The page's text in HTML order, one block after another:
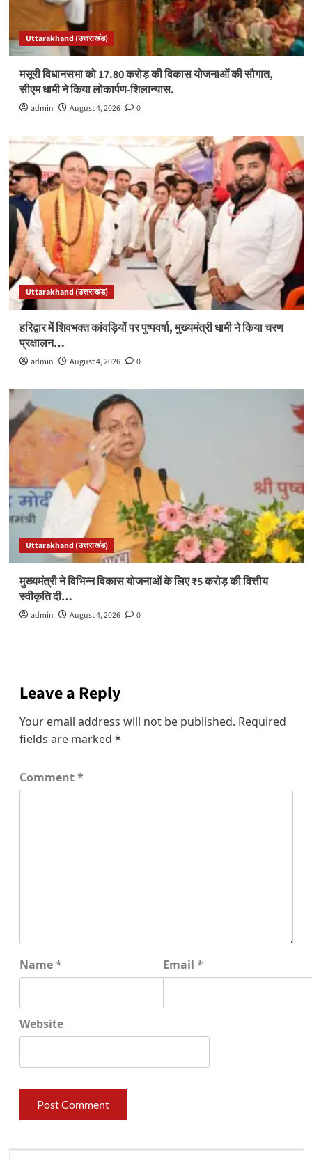
Uttarakhand (उत्तराखंड)
मसूरी विधानसभा को 17.80 करोड़ की विकास योजनाओं की सौगात,
सीएम धामी ने किया लोकार्पण-शिलान्यास.
admin August 4, 2026 0
Uttarakhand (उत्तराखंड)
हरिद्वार में शिवभक्त कांवड़ियों पर पुष्पवर्षा, मुख्यमंत्री धामी ने किया चरण
प्रक्षालन…
admin August 4, 2026 0
Uttarakhand (उत्तराखंड)
मुख्यमंत्री ने विभिन्न विकास योजनाओं के लिए ₹5 करोड़ की वित्तीय
स्वीकृति दी…
admin August 4, 2026 0
Leave a Reply
Your email address will not be published. Required
fields are marked *
Comment*
Name* Email *
Website